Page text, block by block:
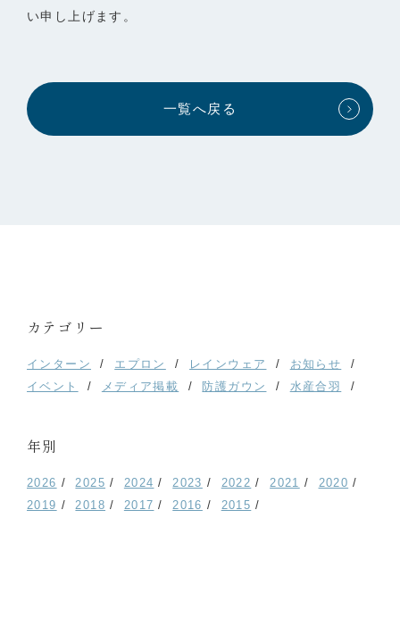
い申し上げます。
一覧へ戻る
カテゴリー
インターン エプロン レインウェア
お知らせ
イベント
メディア掲載 防護ガウン 水産合羽
年別
2026 2025 2024 2023 2022 2021
2020
2019
2018 2017 2016 2015